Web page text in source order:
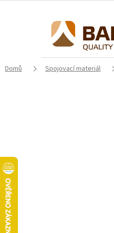
Domů Spojovací materiál